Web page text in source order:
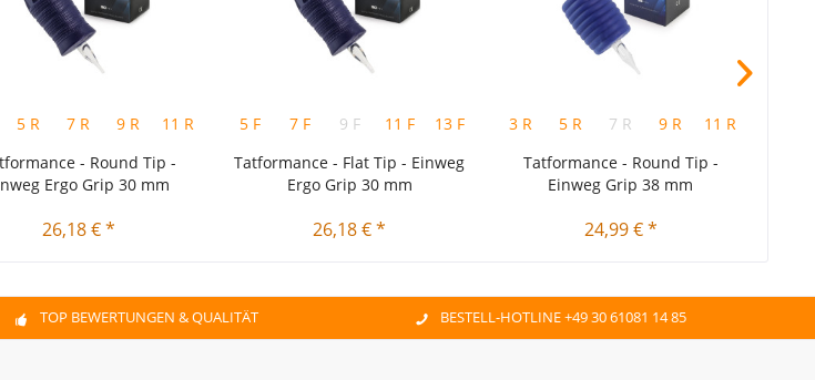
5 R 7 R 9 R 11 R 15 R
18 R
- Round Tip -
Ergo Grip 30 mm
26,18 € *
5 F 7 F 9 F 11 F 13 F
15 F
Tatformance - Flat Tip - Einweg
Ergo Grip 30 mm
26,18 € *
3 R 5 R 7 R 9 R 11 R
Tatformance - Round Tip -
Einweg Grip 38 mm
24,99 € *
TOP BEWERTUNGEN & QUALITÄT BESTELL-HOTLINE +49 30 61081 14 85